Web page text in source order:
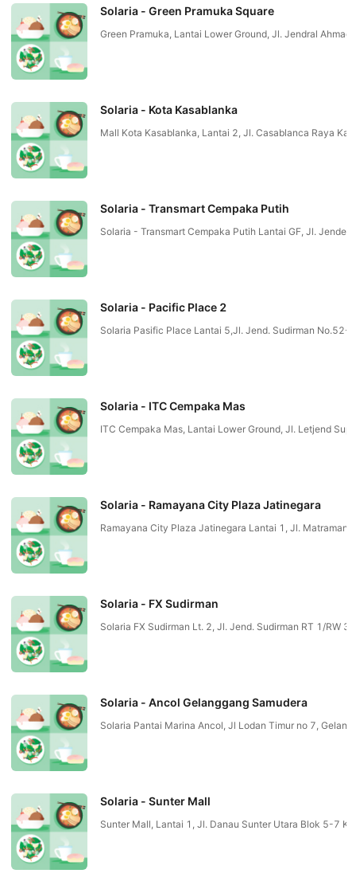
Solaria - Green Pramuka Square
Green Pramuka, Lantai Lower Ground, Jl. Jendral
Solaria - Kota Kasablanka
Mall Kota Kasablanka, Lantai 2, Jl. Casablanca Raya
Solaria - Transmart Cempaka Putih
Solaria - Transmart Cempaka Putih Lantai GF, Jl.
Solaria - Pacific Place 2
Solaria Pasific Place Lantai 5,Jl. Jend. Sudirman No.52-
Solaria - ITC Cempaka Mas
ITC Cempaka Mas, Lantai Lower Ground, Jl. Letjend
Solaria - Ramayana City Plaza Jatinegara
Ramayana City Plaza Jatinegara Lantai 1, Jl.
Solaria - FX Sudirman
Solaria FX Sudirman Lt. 2, Jl. Jend. Sudirman RT 1/RW
Solaria - Ancol Gelanggang Samudera
Solaria Pantai Marina Ancol, Jl Lodan Timur no 7,
Solaria - Sunter Mall
Sunter Mall, Lantai 1, Jl. Danau Sunter Utara Blok 5-7